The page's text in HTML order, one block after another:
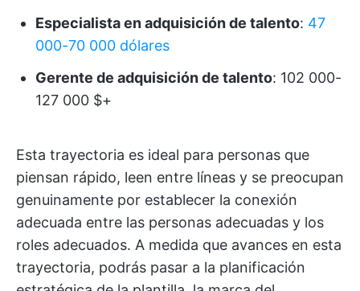
Especialista en adquisición de talento: 47
000-70 000 dólares
Gerente de adquisición de talento: 102 000-
127 000 $+
Esta trayectoria es ideal para personas que
piensan rápido, leen entre líneas y se preocupan
genuinamente por establecer la conexión
adecuada entre las personas adecuadas y los
roles adecuados. A medida que avances en esta
trayectoria, podrás pasar a la planificación